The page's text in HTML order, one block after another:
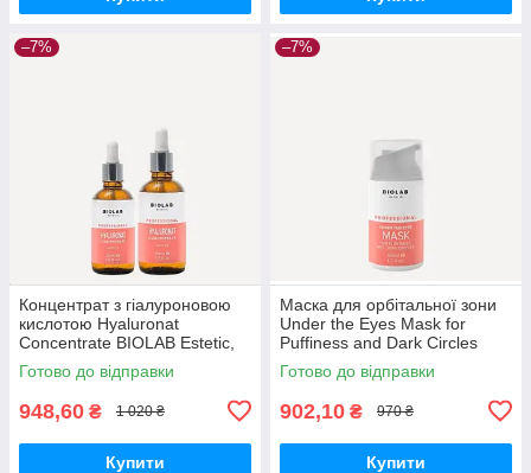
–7%
Концентрат з гіалуроновою
кислотою Hyaluronat
Concentrate BIOLAB Estetic,
50 мл
Готово до відправки
948,60 ₴ 1 020 ₴
Купити
–7%
Маска для орбітальної зони
Under the Eyes Mask for
Puffiness and Dark Circles
BIOLAB Estetic, 50 мл
Готово до відправки
902,10 ₴ 970 ₴
Купити